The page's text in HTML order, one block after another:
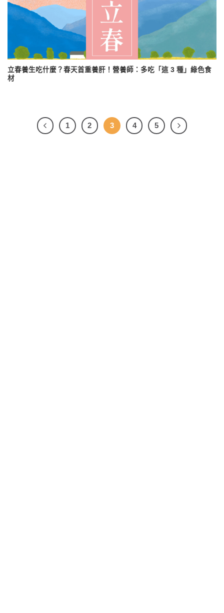
立春養生吃什麼？春天首重養肝！營養師：多吃「這 3 種」綠色食
材
1 2 3 4 5